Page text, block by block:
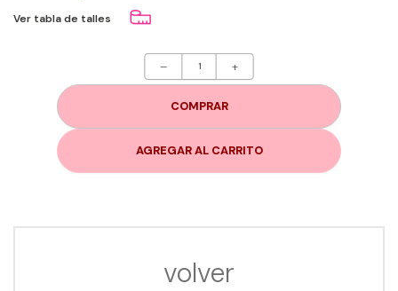
Ver tabla de talles
– +
COMPRAR
AGREGAR AL CARRITO
volver